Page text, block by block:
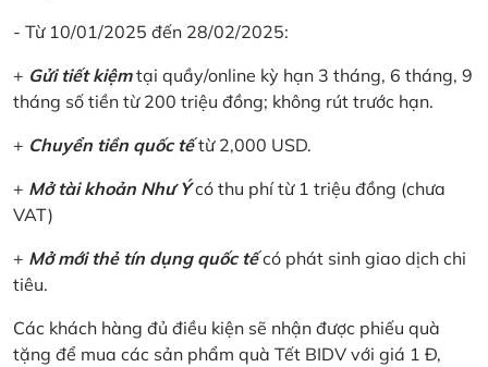
- Từ 10/01/2025 đến 28/02/2025:
+ Gửi tiết kiệmtại quầy/online kỳ hạn 3 tháng, 6 tháng, 9
tháng số tiền từ 200 triệu đồng; không rút trước hạn.
+ Chuyển tiền quốc tếtừ 2,000 USD.
+ Mở tài khoản Như Ýcó thu phí từ 1 triệu đồng (chưa
VAT)
+ Mở mới thẻ tín dụng quốc tếcó phát sinh giao dịch chi
tiêu.
Các khách hàng đủ điều kiện sẽ nhận được phiếu quà
tặng để mua các sản phẩm quà Tết BIDV với giá 1 Đ,